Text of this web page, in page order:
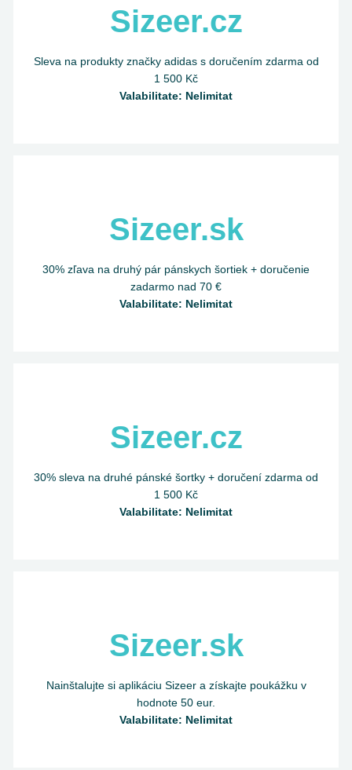
Sizeer.cz
Sleva na produkty značky adidas s doručením zdarma od
1 500 Kč
Valabilitate: Nelimitat
Sizeer.sk
30% zľava na druhý pár pánskych šortiek + doručenie
zadarmo nad 70 €
Valabilitate: Nelimitat
Sizeer.cz
30% sleva na druhé pánské šortky + doručení zdarma od
1 500 Kč
Valabilitate: Nelimitat
Sizeer.sk
Nainštalujte si aplikáciu Sizeer a získajte poukážku v
hodnote 50 eur.
Valabilitate: Nelimitat